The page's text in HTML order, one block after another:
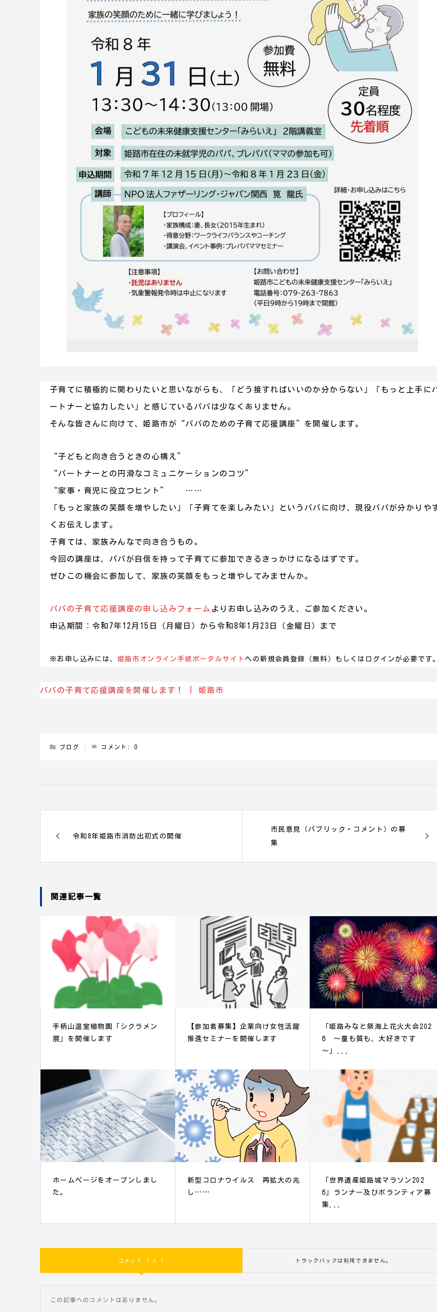
子育てに積極的に関わりたいと思いながらも、「どう接すればいいのか分からない」「もっと上手に
ートナーと協力したい」と感じているパパは少なくありません。
そんな皆さんに向けて、姫路市が“パパのための子育て応援講座”を開催します。
“子どもと向き合うときの心構え”
“パートナーとの円滑なコミュニケーションのコツ”
“家事・育児に役立つヒント” ……
「もっと家族の笑顔を増やしたい」「子育てを楽しみたい」というパパに向け、現役パパが分かりや
くお伝えします。
子育ては、家族みんなで向き合うもの。
今回の講座は、パパが自信を持って子育てに参加できるきっかけになるはずです。
ぜひこの機会に参加して、家族の笑顔をもっと増やしてみませんか。
パパの子育て応援講座の申し込みフォーム よりお申し込みのうえ、ご参加ください。
申込期間：令和7年12月15日（月曜日）から令和8年1月23日（金曜日）まで
※お申し込みには、 姫路市オンライン手続ポータルサイト への新規会員登録（無料）もしくはログインが必要です
パパの子育て応援講座を開催します！ | 姫路市
ブログ コメント: 0
令和8年姫路市消防出初式の開催
市民意見（パブリック・コメント）の募
集
関連記事一覧
手柄山温室植物園「シクラメン
展」を開催します
【参加者募集】企業向け女性活躍
推進セミナーを開催します
「姫路みなと祭海上花火大会202
6 ～量も質も、大好きです
～」...
ホームページをオープンしまし
た。
新型コロナウイルス 再拡大の兆
し……
「世界遺産姫路城マラソン202
6」ランナー及びボランティア募
集...
コメント ( 0 ) トラックバックは利用できません。
この記事へのコメントはありません。